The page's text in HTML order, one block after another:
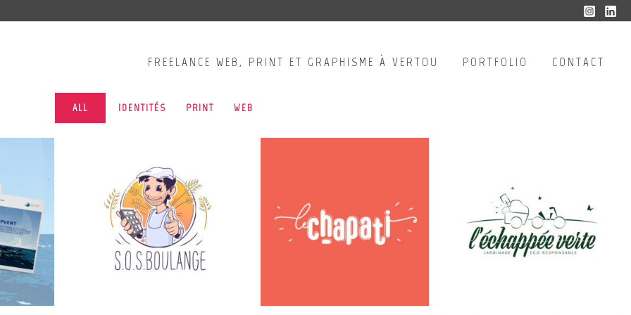
FREELANCE WEB, PRINT ET GRAPHISME À VERTOU
PORTFOLIO CONTACT
ALL IDENTITÉS PRINT WEB